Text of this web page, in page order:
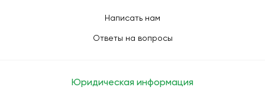
Написать нам
Ответы на вопросы
Юридическая информация